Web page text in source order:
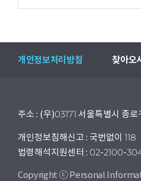
개인정보처리방침 찾아오
주소 : (우)03171 서울특별시 종
개인정보침해신고 : 국번없이 118
법령해석지원센터 : 02-2100-
Copyright ⓒ Personal